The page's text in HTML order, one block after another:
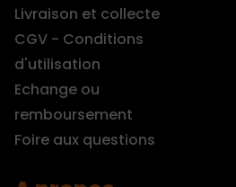
Livraison et collecte
CGV - Conditions
d'utilisation
Echange ou
remboursement
Foire aux questions